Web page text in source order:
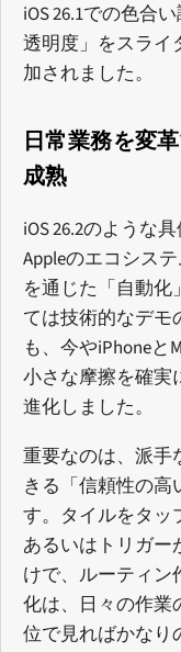
iOS 26.1での色合
透明度」をスライ
加されました。
日常業務を変
成熟
iOS 26.2のような
Appleのエコシス
を通じた「自動
ては技術的なデモ
も、今やiPhoneと
小さな摩擦を確実
進化しました。
重要なのは、派手
きる「信頼性の
す。タイルをタッ
あるいはトリガー
けで、ルーティン
化は、日々の作業
位で見ればかなり